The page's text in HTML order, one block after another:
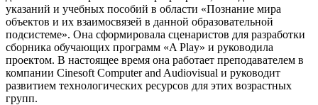
указаний и учебных пособий в области «Познание мира
объектов и их взаимосвязей в данной образовательной
подсистеме». Она сформировала сценаристов для разработки
сборника обучающих программ «A Play» и руководила
проектом. В настоящее время она работает преподавателем в
компании Cinesoft Computer and Audiovisual и руководит
развитием технологических ресурсов для этих возрастных
групп.